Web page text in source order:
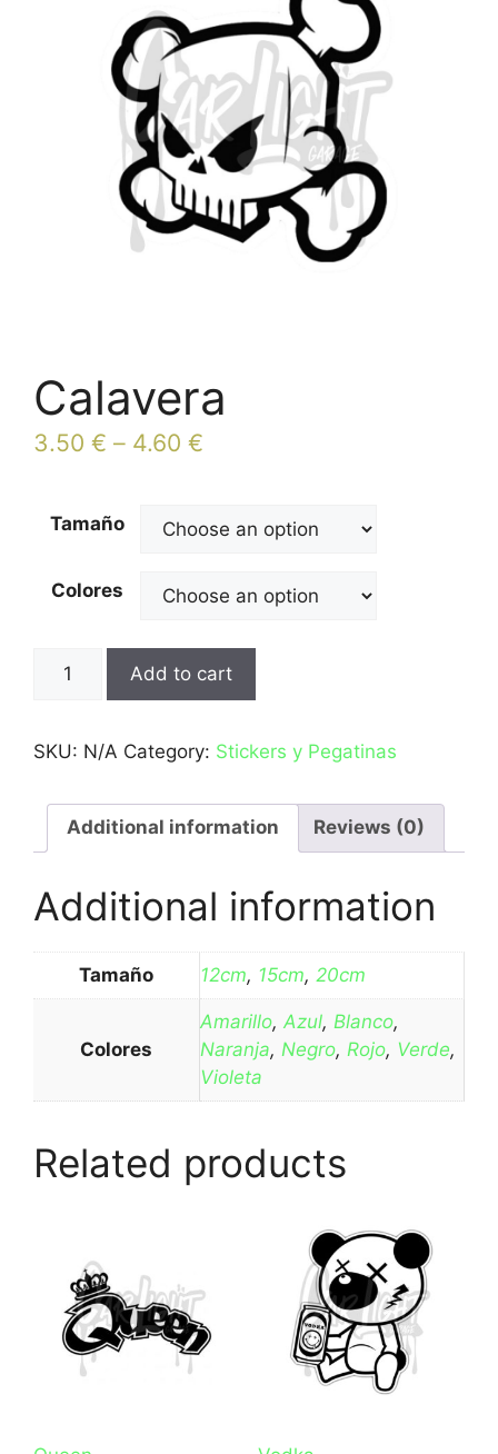
Calavera
3.50 € – 4.60 €
Tamaño
Colores
quantity
Add to cart
SKU: N/A Category: Stickers y Pegatinas
Additional information Reviews (0)
Additional information
Tamaño 12cm, 15cm, 20cm
Colores
Amarillo, Azul, Blanco,
Naranja, Negro, Rojo, Verde,
Violeta
Related products